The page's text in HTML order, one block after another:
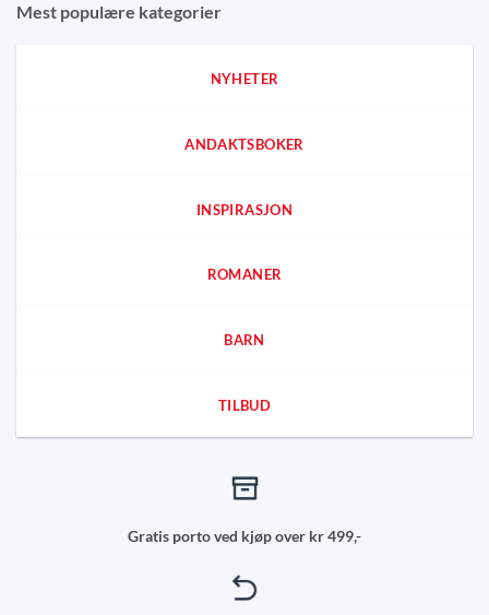
Mest populære kategorier
NYHETER
ANDAKTSBOKER
INSPIRASJON
ROMANER
BARN
TILBUD
Gratis porto ved kjøp over kr 499,-